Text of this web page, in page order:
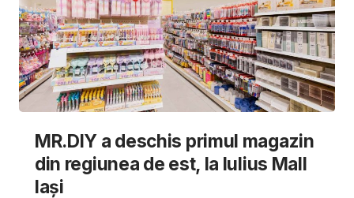
MR.DIY a deschis primul magazin
din regiunea de est, la Iulius Mall
Iași